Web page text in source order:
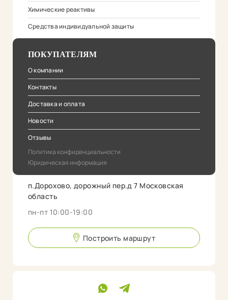
Химические реактивы
Средства индивидуальной защиты
ПОКУПАТЕЛЯМ
О компании
Контакты
Доставка и оплата
Новости
Отзывы
Политика конфиденциальности
Юридическая информация
п.Дорохово, дорожный пер.д 7 Московская
область
пн-пт 10:00-19:00
Построить маршрут